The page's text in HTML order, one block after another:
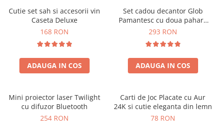
Cutie set sah si accesorii vin
Caseta Deluxe
168 RON
ADAUGA IN COS
Set cadou decantor Glob
Pamantesc cu doua pahare
Deluxe
293 RON
ADAUGA IN COS
Mini proiector laser Twilight
cu difuzor Bluetooth
254 RON
Carti de Joc Placate cu Aur
24K si cutie eleganta din lemn
78 RON